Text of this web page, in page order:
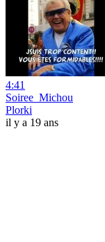
4:41
Soiree_Michou
Plorki
il y a 19 ans